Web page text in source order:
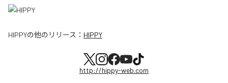
HIPPYの他のリリース： HIPPY
http://hippy-web.com